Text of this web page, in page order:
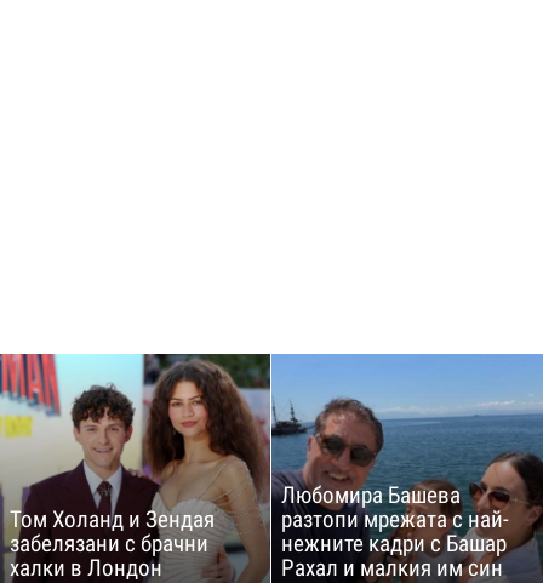
Том Холанд и Зендая
забелязани с брачни
халки в Лондон
Любомира Башева
разтопи мрежата с най-
нежните кадри с Башар
Рахал и малкия им син